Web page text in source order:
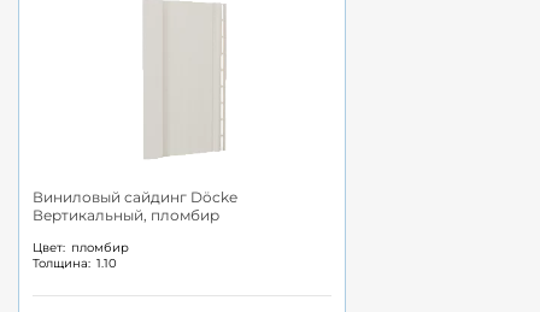
Виниловый сайдинг Döcke
Вертикальный, пломбир
Цвет: пломбир
Толщина: 1.10